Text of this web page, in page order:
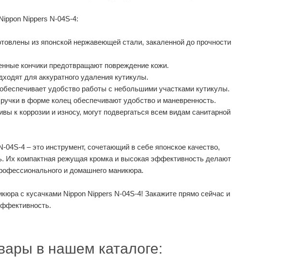
Nippers N-04S-4:
из японской нержавеющей стали, закаленной до прочности
кончики предотвращают повреждение кожи.
для аккуратного удаления кутикулы.
удобство работы с небольшими участками кутикулы.
в форме колец обеспечивают удобство и маневренность.
к коррозии и износу, могут подвергаться всем видам санитарной
04S-4 – это инструмент, сочетающий в себе японское качество,
Их компактная режущая кромка и высокая эффективность делают
и домашнего маникюра.
с кусачками Nippon Nippers N-04S-4! Закажите прямо сейчас и
в нашем каталоге: